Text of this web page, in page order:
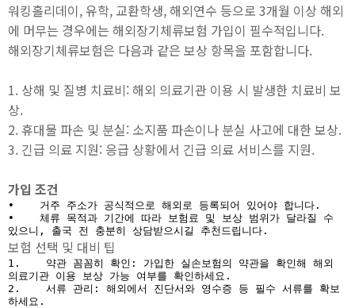
워킹홀리데이, 유학, 교환학생, 해외연수 등으로 3개월 이상 해외
에 머무는 경우에는 해외장기체류보험 가입이 필수적입니다.
해외장기체류보험은 다음과 같은 보상 항목을 포함합니다.
1. 상해 및 질병 치료비: 해외 의료기관 이용 시 발생한 치료비 보
상.
2. 휴대물 파손 및 분실: 소지품 파손이나 분실 사고에 대한 보상.
3. 긴급 의료 지원: 응급 상황에서 긴급 의료 서비스를 지원.
가입 조건
•    거주 주소가 공식적으로 해외로 등록되어 있어야 합니다.
•    체류 목적과 기간에 따라 보험료 및 보상 범위가 달라질 수
있으니, 출국 전 충분히 상담받으시길 추천드립니다.
보험 선택 및 대비 팁
1.    약관 꼼꼼히 확인: 가입한 실손보험의 약관을 확인해 해외
의료기관 이용 보상 가능 여부를 확인하세요.
2.    서류 관리: 해외에서 진단서와 영수증 등 필수 서류를 확보
하세요.